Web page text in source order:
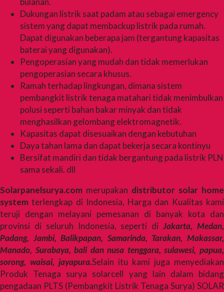
Dukungan listrik saat padam atau sebagai emergency
sistem yang dapat membackup listrik pada rumah.
Dapat digunakan beberapa jam (tergantung kapasitas
baterai yang digunakan).
Pengoperasian yang mudah dan tidak memerlukan
pengoperasian secara khusus.
Ramah terhadap lingkungan, dimana sistem
pembangkit listrik tenaga matahari tidak menimbulkan
polusi seperti bahan bakar minyak dan tidak
menghasilkan gelombang elektromagnetik.
Kapasitas dapat disesuaikan dengan kebutuhan
Daya tahan lama dan dapat bekerja secara kontinyu
Bersifat mandiri dan tidak bergantung pada listrik PLN
sama sekali. dll
Solarpanelsurya.com merupakan distributor solar home
system terlengkap di Indonesia, Harga dan Kualitas kami
teruji dengan melayani pemesanan di banyak kota dan
provinsi di seluruh Indonesia, seperti diJakarta, Medan,
Padang, Jambi, Balikpapan, Samarinda, Tarakan, Makassar,
Manado, Surabaya, bali dan nusa tenggara, sulawesi, papua,
sorong, waisai, jayapura.Selain itu kami juga menyediakan
Produk Tenaga surya solarcell yang lain dalam bidang
pengadaan PLTS (Pembangkit Listrik Tenaga Surya) SOLAR